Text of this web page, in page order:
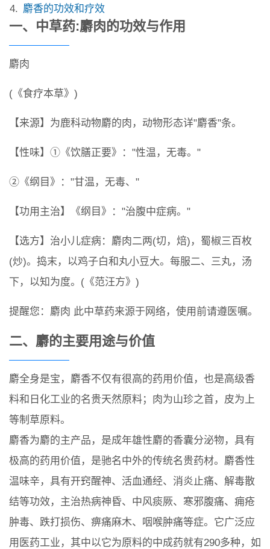
麝香的功效和疗效
一、中草药:麝肉的功效与作用
麝肉
(《食疗本草》)
【来源】为鹿科动物麝的肉，动物形态详"麝香"条。
【性味】①《饮膳正要》："性温，无毒。"
②《纲目》："甘温，无毒、"
【功用主治】《纲目》："治腹中症病。"
【选方】治小儿症病：麝肉二两(切，焙)，蜀椒三百枚
(炒)。捣末，以鸡子白和丸小豆大。每服二、三丸，汤
下，以知为度。(《范汪方》)
提醒您：麝肉 此中草药来源于网络，使用前请遵医嘱。
二、麝的主要用途与价值
麝全身是宝，麝香不仅有很高的药用价值，也是高级香
料和日化工业的名贵天然原料；肉为山珍之首，皮为上
等制草原料。
麝香为麝的主产品，是成年雄性麝的香囊分泌物，具有
极高的药用价值，是驰名中外的传统名贵药材。麝香性
温味辛，具有开窍醒神、活血通经、消炎止痛、解毒散
结等功效，主治热病神昏、中风痰厥、寒邪腹痛、痈疮
肿毒、跌打损伤、痹痛麻木、咽喉肿痛等症。它广泛应
用医药工业，其中以它为原料的中成药就有290多种，如